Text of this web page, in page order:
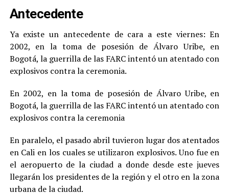
Antecedente
Ya existe un antecedente de cara a este viernes: En
2002, en la toma de posesión de Álvaro Uribe, en
Bogotá, la guerrilla de las FARC intentó un atentado con
explosivos contra la ceremonia.
En 2002, en la toma de posesión de Álvaro Uribe, en
Bogotá, la guerrilla de las FARC intentó un atentado con
explosivos contra la ceremonia
En paralelo, el pasado abril tuvieron lugar dos atentados
en Cali en los cuales se utilizaron explosivos. Uno fue en
el aeropuerto de la ciudad a donde desde este jueves
llegarán los presidentes de la región y el otro en la zona
urbana de la ciudad.